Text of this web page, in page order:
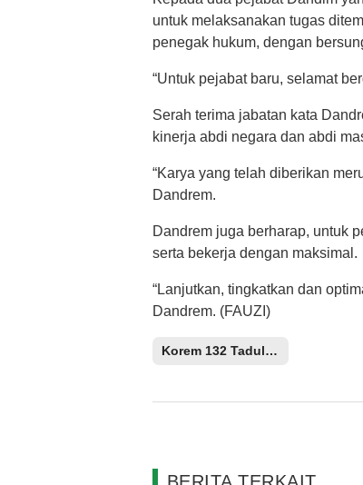
untuk melaksanakan tugas
penegak hukum, dengan
“Untuk pejabat baru, selamat
Serah terima jabatan kata
kinerja abdi negara dan abdi
“Karya yang telah diberikan
Dandrem.
Dandrem juga berharap, untuk
serta bekerja dengan maksimal.
“Lanjutkan, tingkatkan dan
Dandrem. (FAUZI)
Korem 132 Tadulako